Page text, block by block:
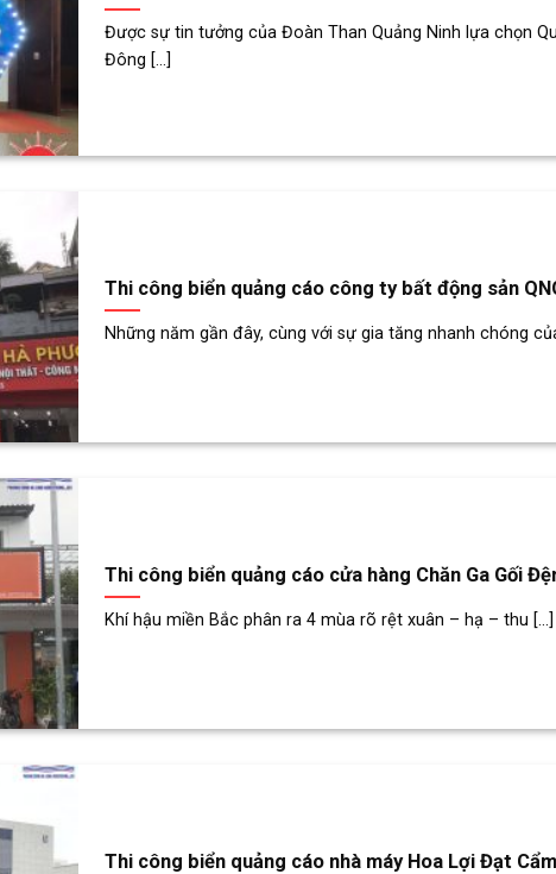
Được sự tin tưởng của Đoàn Than Quảng Ninh lựa chọn
Đông [...]
Thi công biển quảng cáo công ty bất động sản
Những năm gần đây, cùng với sự gia tăng nhanh chóng
Thi công biển quảng cáo cửa hàng Chăn Ga Gối
Khí hậu miền Bắc phân ra 4 mùa rõ rệt xuân – hạ – thu [...]
Thi công biển quảng cáo nhà máy Hoa Lợi Đạt